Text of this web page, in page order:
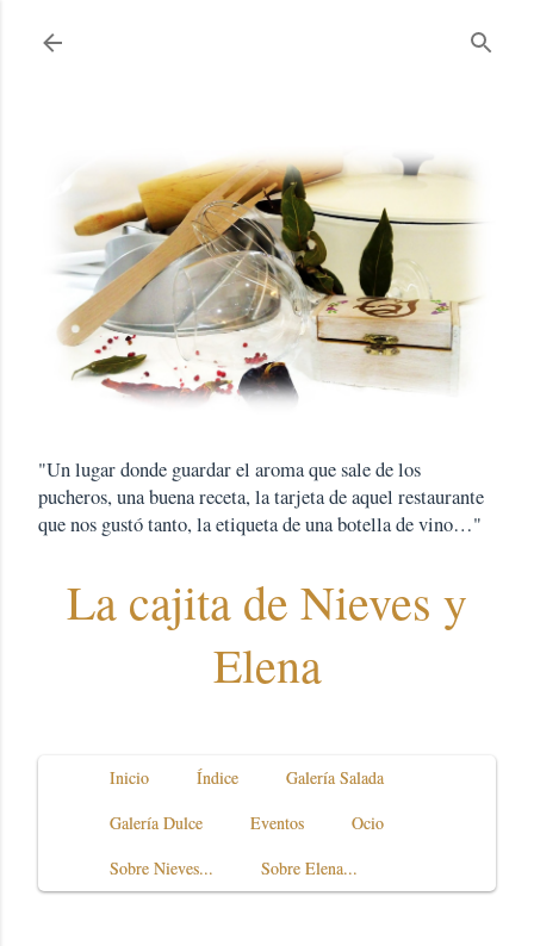
"Un lugar donde guardar el aroma que sale de los
pucheros, una buena receta, la tarjeta de aquel restaurante
que nos gustó tanto, la etiqueta de una botella de vino…"
La cajita de Nieves y
Elena
Inicio Índice
Galería Salada
Galería Dulce
Eventos
Ocio
Sobre Nieves...
Sobre Elena...